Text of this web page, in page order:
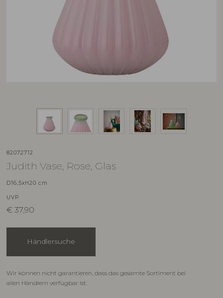
82072712
Judith Vase, Rose, Glas
D16,5xH20 cm
UVP
€ 37,90
Händlersuche
Wir können nicht garantieren, dass das gesamte Sortiment bei
allen Händlern verfügbar ist.